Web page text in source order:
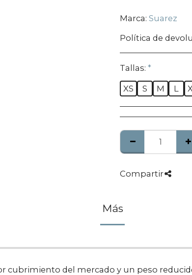
Marca: Suarez
Política de
Tallas: *
XS S M L
Compartir
Más
cubrimiento del mercado y un peso